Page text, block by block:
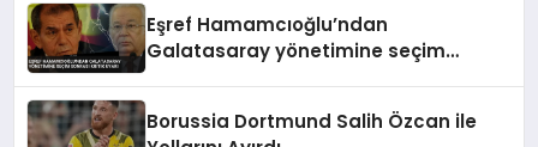
Eşref Hamamcıoğlu’ndan
Galatasaray yönetimine seçim
Borussia Dortmund Salih Özcan ile